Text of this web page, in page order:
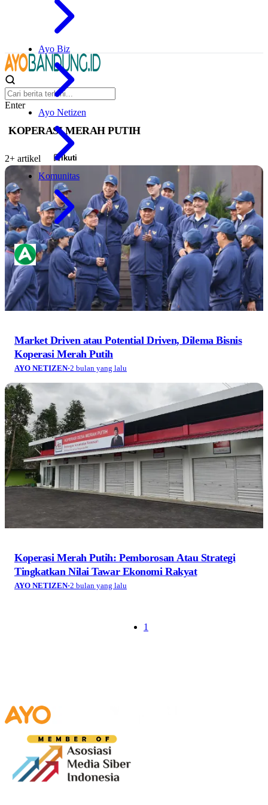
Ayo Biz
Ayo Netizen
Komunitas
Enter
KOPERASI MERAH PUTIH
2+ artikel Ikuti
Market Driven atau Potential Driven, Dilema Bisnis
Koperasi Merah Putih
AYO NETIZEN·2 bulan yang lalu
Koperasi Merah Putih: Pemborosan Atau Strategi
Tingkatkan Nilai Tawar Ekonomi Rakyat
AYO NETIZEN·2 bulan yang lalu
1